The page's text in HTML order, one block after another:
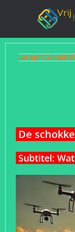
Let op! Gebruik
De
Subtitel: